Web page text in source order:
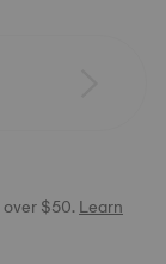
$50.Learn